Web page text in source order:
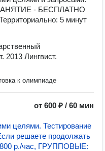
- БЕСПЛАТНО
5 минут
2013 Лингвист.
к олимпиаде
от 600 ₽ / 60 мин
целями. Тестирование
решаете продолжать
800 р./час, ГРУППОВЫЕ: